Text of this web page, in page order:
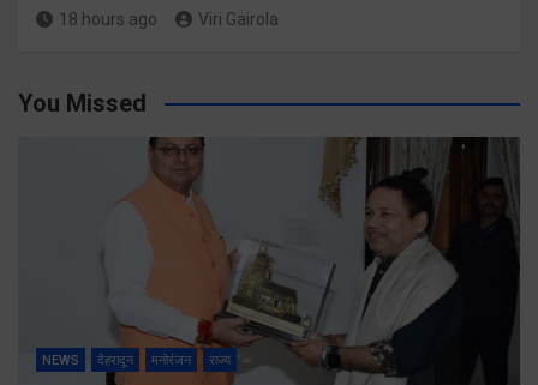
18 hours ago Viri Gairola
You Missed
NEWS देहरादून मनोरंजन राज्य